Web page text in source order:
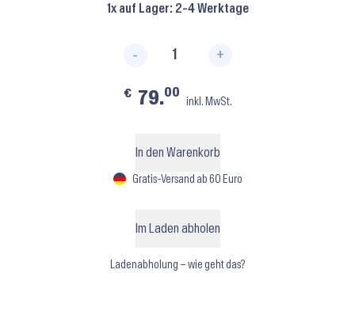
1x auf Lager: 2-4 Werktage
- +
€ 79.00
inkl. MwSt.
In den Warenkorb
Gratis-Versand ab 60 Euro
Im Laden abholen
Ladenabholung – wie geht das?